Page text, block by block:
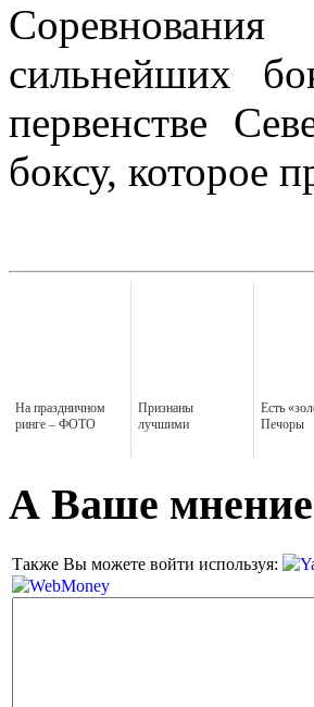
сильнейших
первенстве
боксу, которое
На праздничном
ринге – ФОТО
Признаны
лучшими
Есть
Печоры
А Ваше
Также Вы можете войти используя: